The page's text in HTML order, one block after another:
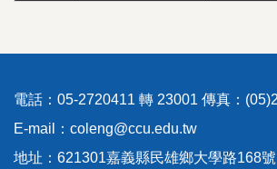
電話：05-2720411 轉 23001 傳真：
E-mail：coleng@ccu.edu.tw
地址：621301嘉義縣民雄鄉大學路168